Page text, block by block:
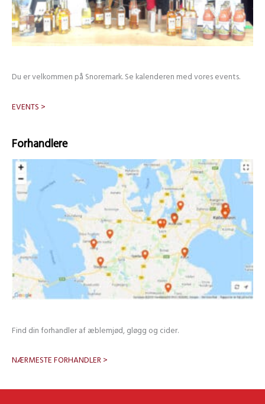
Du er velkommen på Snoremark. Se kalenderen med vores events.
EVENTS >
Forhandlere
Find din forhandler af æblemjød, gløgg og cider.
NÆRMESTE FORHANDLER >